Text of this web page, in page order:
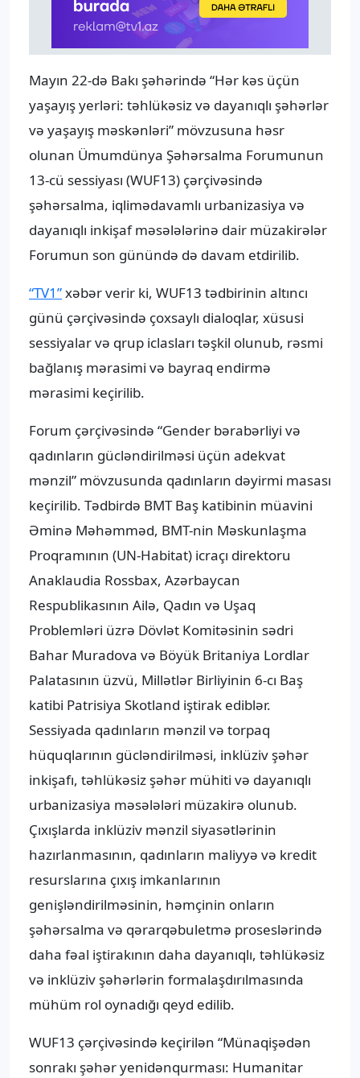
Mayın 22-də Bakı şəhərində “Hər kəs üçün
yaşayış yerləri: təhlükəsiz və dayanıqlı şəhərlər
və yaşayış məskənləri” mövzusuna həsr
olunan Ümumdünya Şəhərsalma Forumunun
13-cü sessiyası (WUF13) çərçivəsində
şəhərsalma, iqlimədavamlı urbanizasiya və
dayanıqlı inkişaf məsələlərinə dair müzakirələr
Forumun son günündə də davam etdirilib.
“TV1”xəbər verir ki, WUF13 tədbirinin altıncı
günü çərçivəsində çoxsaylı dialoqlar, xüsusi
sessiyalar və qrup iclasları təşkil olunub, rəsmi
bağlanış mərasimi və bayraq endirmə
mərasimi keçirilib.
Forum çərçivəsində “Gender bərabərliyi və
qadınların gücləndirilməsi üçün adekvat
mənzil” mövzusunda qadınların dəyirmi masası
keçirilib. Tədbirdə BMT Baş katibinin müavini
Əminə Məhəmməd, BMT-nin Məskunlaşma
Proqramının (UN-Habitat) icraçı direktoru
Anaklaudia Rossbax, Azərbaycan
Respublikasının Ailə, Qadın və Uşaq
Problemləri üzrə Dövlət Komitəsinin sədri
Bahar Muradova və Böyük Britaniya Lordlar
Palatasının üzvü, Millətlər Birliyinin 6-cı Baş
katibi Patrisiya Skotland iştirak ediblər.
Sessiyada qadınların mənzil və torpaq
hüquqlarının gücləndirilməsi, inklüziv şəhər
inkişafı, təhlükəsiz şəhər mühiti və dayanıqlı
urbanizasiya məsələləri müzakirə olunub.
Çıxışlarda inklüziv mənzil siyasətlərinin
hazırlanmasının, qadınların maliyyə və kredit
resurslarına çıxış imkanlarının
genişləndirilməsinin, həmçinin onların
şəhərsalma və qərarqəbuletmə proseslərində
daha fəal iştirakının daha dayanıqlı, təhlükəsiz
və inklüziv şəhərlərin formalaşdırılmasında
mühüm rol oynadığı qeyd edilib.
WUF13 çərçivəsində keçirilən “Münaqişədən
sonrakı şəhər yenidənqurması: Humanitar